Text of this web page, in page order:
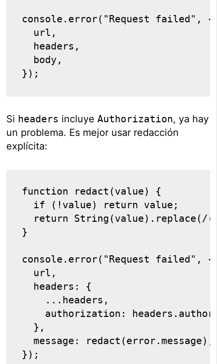
console.error("Request failed", {
  url,
  headers,
  body,
});
Si headers incluyeAuthorization, ya hay
un problema. Es mejor usar redacción
explícita:
function redact(value) {
  if (!value) return value;
return String(value).replace(/
}
console.error("Request failed", {
  url,
  headers: {
    ...headers,
authorization:
  },
  message: redact(error.message),
});